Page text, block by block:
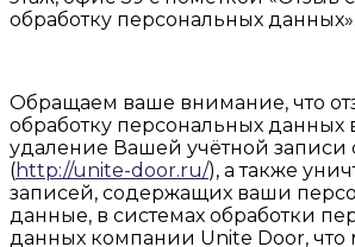
обработку персональных данных».
Обращаем ваше внимание, что
обработку персональных данных
удаление Вашей учётной записи
(http://unite-door.ru/), а также
записей, содержащих ваши
данные, в системах обработки
данных компании Unite Door, что